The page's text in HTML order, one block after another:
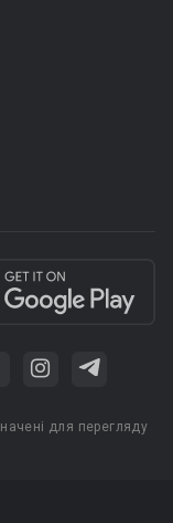
для перегляду